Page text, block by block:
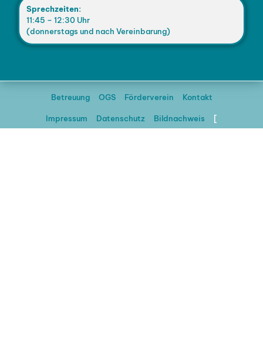
Sprechzeiten:
11:45 – 12:30 Uhr
(donnerstags und nach Vereinbarung)
Betreuung OGS Förderverein Kontakt
Impressum Datenschutz Bildnachweis [